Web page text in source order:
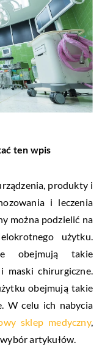
ten wpis
produkty i
i leczenia
można podzielić na
użytku.
obejmują takie
maski chirurgiczne.
obejmują takie
W celu ich nabycia
sklep medyczny,
artykułów.